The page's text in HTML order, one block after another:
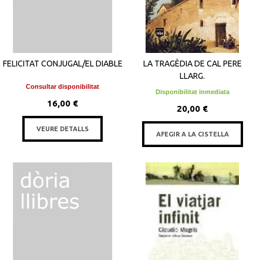
FELICITAT CONJUGAL/EL DIABLE
Consultar disponibilitat
16,00 €
VEURE DETALLS
LA TRAGÈDIA DE CAL PERE
LLARG.
Disponibilitat inmediata
20,00 €
AFEGIR A LA CISTELLA